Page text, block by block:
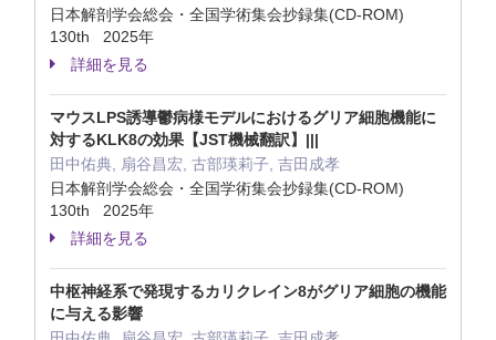
日本解剖学会総会・全国学術集会抄録集(CD-ROM)
130th 2025年
詳細を見る
マウスLPS誘導鬱病様モデルにおけるグリア細胞機能に
対するKLK8の効果【JST機械翻訳】|||
田中佑典, 扇谷昌宏, 古部瑛莉子, 吉田成孝
日本解剖学会総会・全国学術集会抄録集(CD-ROM)
130th 2025年
詳細を見る
中枢神経系で発現するカリクレイン8がグリア細胞の機能
に与える影響